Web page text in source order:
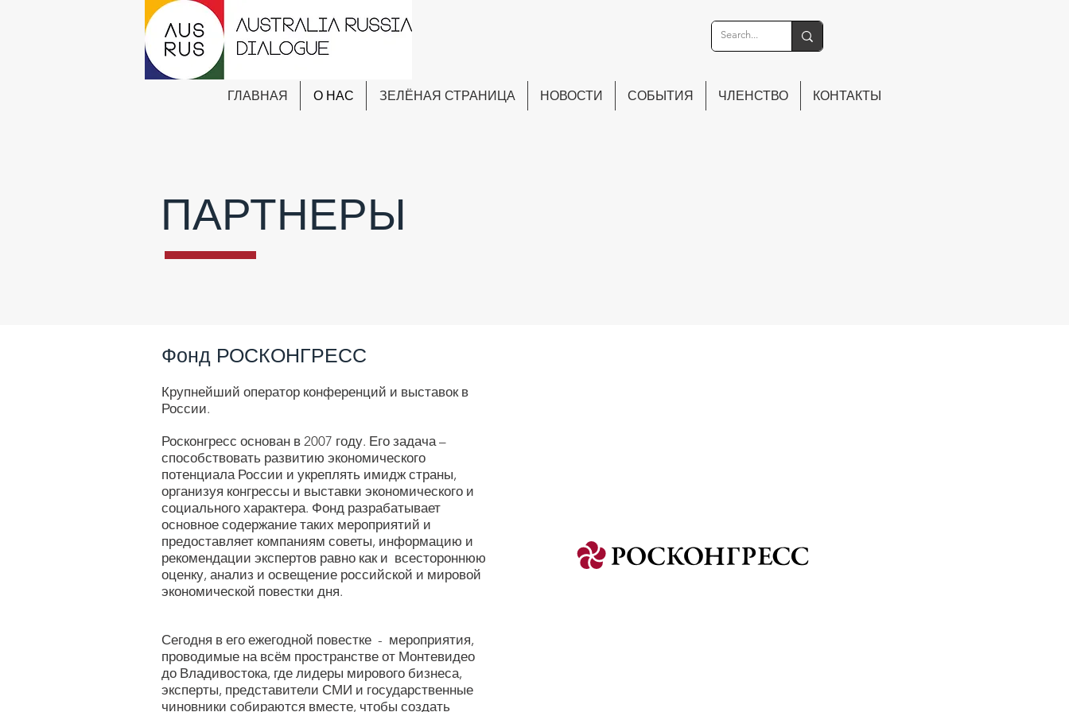
ГЛАВНАЯ О НАС ЗЕЛЁНАЯ СТРАНИЦА НОВОСТИ СОБЫТИЯ ЧЛЕНСТВО КОНТАКТЫ
ПАРТНЕРЫ
Фонд РОСКОНГРЕСС
Крупнейший оператор конференций и выставок в
России.
Росконгресс основан в 2007 году. Его задача –
способствовать развитию экономического
потенциала России и укреплять имидж страны,
организуя конгрессы и выставки экономического и
социального характера. Фонд разрабатывает
основное содержание таких мероприятий и
предоставляет компаниям советы, информацию и
рекомендации экспертов равно как и всестороннюю
оценку, анализ и освещение российской и мировой
экономической повестки дня.
Сегодня в его ежегодной повестке - мероприятия,
проводимые на всём пространстве от Монтевидео
до Владивостока, где лидеры мирового бизнеса,
эксперты, представители СМИ и государственные
чиновники собираются вместе, чтобы создать